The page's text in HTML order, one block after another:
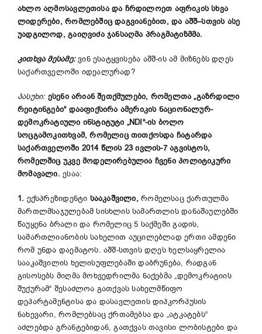
ახლო აღმოსავლეთისა და ჩრდილოეთ აფრიკის სხვა
ლიდერები,რომლებშიც დაგვიანებით, და აშშ–სთვის ასე
უადგილოდ,გაიღვიძა ჯანსაღმა პრაგმატიზმმა.
კითხვა მესამე:ვინ ესატყვისება აშშ-ის ამ მიზნებს დღეს
საქართველოში იდეალურად?
პასუხი: ესენი არიან შეთქმულები, რომელთა „გაზრდილი
რეიტინგები“ დააფიქსირა ამერიკის ნაციონალურ-
დემოკრატიული ინსტიტუტი „NDI“-ის ბოლო
სოცგამოკითხვამ, რომელიც თითქოსდა ჩატარდა
საქართველოში 2014 წლის 23 ივლის-7 აგვისტოს,
რომელშიც უკვე მოდელირებულია ჩვენი პოლიტიკური
მომავალი. ესაა:
1. ექსპრეზიდენტი სააკაშვილი,რომელსაც ქართულმა
მართლმსაჯულებამ სისხლის სამართლის დანაშაულებში
წაუყენა ბრალი და რომელიც 5 საქმეში გადის,
სამართლიანობის სახელით აუცილებლად ერთი ამდენი
რომ უნდა დაემატოს. აშშ-სთვის დღეს ხელსაყრელია
სააკაშვილის ხელისუფლებაში დაბრუნება, რადგან
გისოსებს მიღმა მოხვედრილმა ნაქებმა „დემოკრატიის
შუქურამ“ შესაძლოა გათქვას სახელმწიფო
დეპარტამენტისა და დასავლეთის დიპკორპუსის
ნახევარი, რომლებსაც ქრთამებსა და „ატკატებს“
აძლებდა გრანტებიდან, გათქვას თავისი ლობისტები და